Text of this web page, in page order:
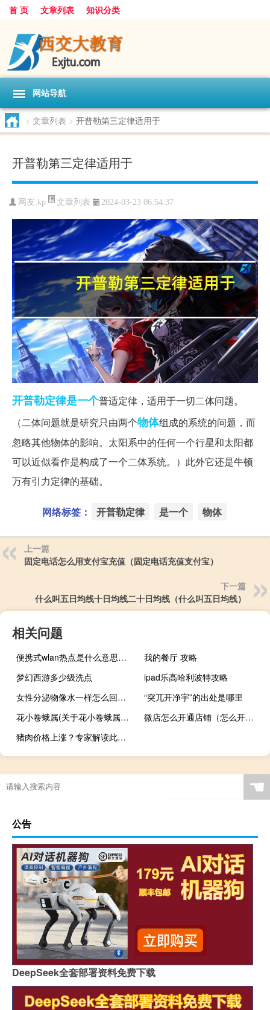
首 页 文章列表 知识分类
网站导航
> 文章列表 > 开普勒第三定律适用于
开普勒第三定律适用于
网友:kp 文章列表 2024-03-23 06:54:37
开普勒定律是一个普适定律，适用于一切二体问题。
（二体问题就是研究只由两个物体组成的系统的问题，而
忽略其他物体的影响。太阳系中的任何一个行星和太阳都
可以近似看作是构成了一个二体系统。）此外它还是牛顿
万有引力定律的基础。
网络标签： 开普勒定律 是一个 物体
上一篇
固定电话怎么用支付宝充值（固定电话充值支付宝）
下一篇
什么叫五日均线十日均线二十日均线（什么叫五日均线）
相关问题
便携式wlan热点是什么意思（便携式wlan热点是什么）
我的餐厅 攻略
梦幻西游多少级洗点
ipad乐高哈利波特攻略
女性分泌物像水一样怎么回事（水样白带是怎么回事）
“突兀开净宇”的出处是哪里
花小卷蛾属(关于花小卷蛾属简述)
微店怎么开通店铺（怎么开通微店）
猪肉价格上涨？专家解读此乃阶段现象
☚
公告
DeepSeek全套部署资料免费下载